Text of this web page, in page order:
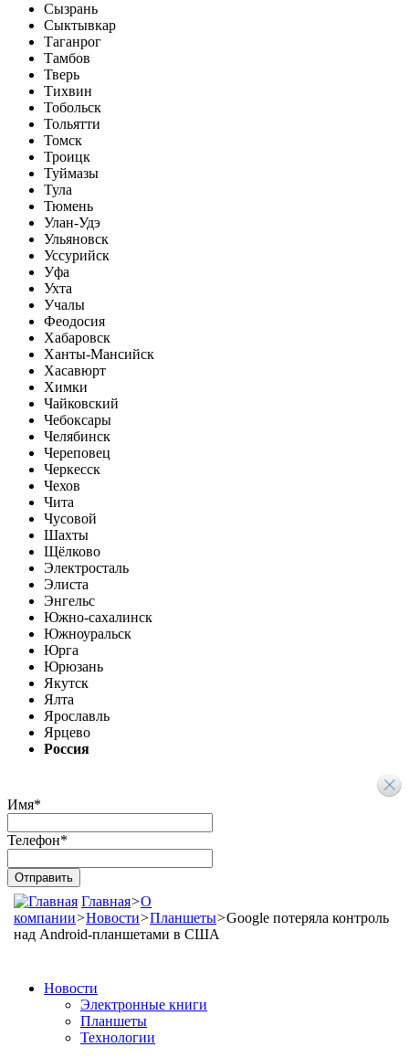
Сызрань
Сыктывкар
Таганрог
Тамбов
Тверь
Тихвин
Тобольск
Тольятти
Томск
Троицк
Туймазы
Тула
Тюмень
Улан-Удэ
Ульяновск
Уссурийск
Уфа
Ухта
Учалы
Феодосия
Хабаровск
Ханты-Мансийск
Хасавюрт
Химки
Чайковский
Чебоксары
Челябинск
Череповец
Черкесск
Чехов
Чита
Чусовой
Шахты
Щёлково
Электросталь
Элиста
Энгельс
Южно-сахалинск
Южноуральск
Юрга
Юрюзань
Якутск
Ялта
Ярославль
Ярцево
Россия
Имя*
Телефон*
Главная>О
компании>Новости>Планшеты>Google потеряла контроль
над Android-планшетами в США
Новости
Электронные книги
Планшеты
Технологии